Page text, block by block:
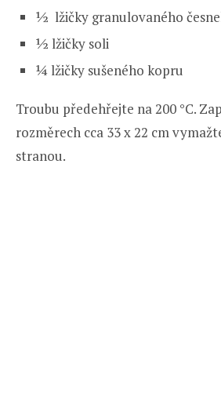
½ lžičky granulovaného
½ lžičky soli
¼ lžičky sušeného kopru
Troubu předehřejte na 200 °C.
rozměrech cca 33 x 22 cm
stranou.